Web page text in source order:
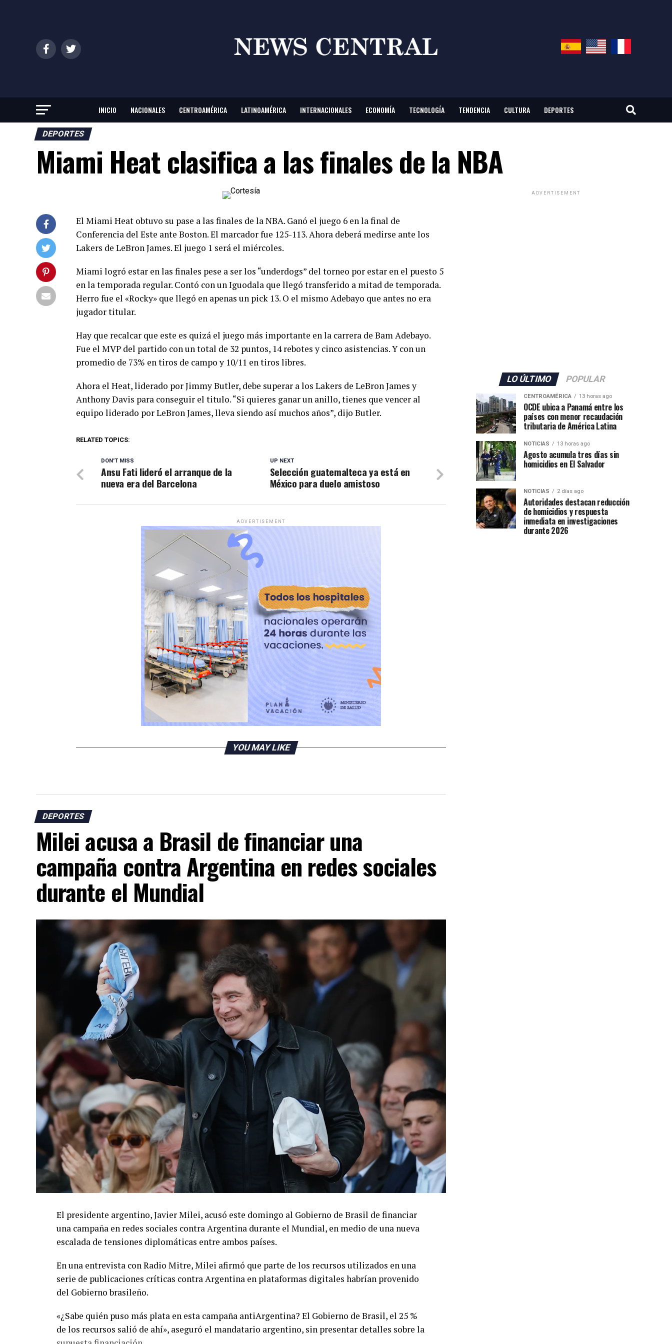
INICIO NACIONALES CENTROAMÉRICA LATINOAMÉRICA INTERNACIONALES ECONOMÍA TECNOLOGÍA TENDENCIA CULTURA DEPORTES
DEPORTES
Miami Heat clasifica a las finales de la NBA
El Miami Heat obtuvo su pase a las finales de la NBA. Ganó el juego 6 enla final de
Conferencia del Este ante Boston. El marcador fue 125-113. Ahora deberá medirse ante los
Lakers de LeBron James. El juego 1 será el miércoles.
Miami logró estar en las finales pese a ser los “underdogs” del torneo por estar en el puesto 5
en la temporada regular. Contó con un Iguodala que llegó transferido a mitad de temporada.
Herro fue el «Rocky» que llegó en apenas un pick 13. O el mismo Adebayo que antes no era
jugador titular.
Hay que recalcar que este es quizá el juego más importante en la carrera de Bam Adebayo.
Fue el MVP del partido con un total de 32 puntos, 14 rebotes y cinco asistencias. Y con un
promedio de 73% en tiros de campo y 10/11 en tiros libres.
Ahora el Heat, liderado por Jimmy Butler, debe superar a los Lakers de LeBron James y
Anthony Davis para conseguir el titulo. “Si quieres ganar un anillo, tienes que vencer al
equipo liderado por LeBron James, lleva siendo así muchos años”, dijo Butler.
RELATED TOPICS:
UP NEXT
Selección guatemalteca ya está en
México para duelo amistoso
DON'T MISS
Ansu Fati lideró el arranque de la
nueva era del Barcelona
ADVERTISEMENT
YOU MAY LIKE
DEPORTES
Milei acusa a Brasil de financiar una
campaña contra Argentina en redes sociales
durante el Mundial
El presidente argentino, Javier Milei, acusó este domingo al Gobierno de Brasil de financiar
una campaña en redes sociales contra Argentina durante el Mundial, en medio de una nueva
escalada de tensiones diplomáticas entre ambos países.
En una entrevista con Radio Mitre, Milei afirmó que parte de los recursos utilizados en una
serie de publicaciones críticas contra Argentina en plataformas digitales habrían provenido
del Gobierno brasileño.
«¿Sabe quién puso más plata en esta campaña antiArgentina? El Gobierno de Brasil, el 25 %
de los recursos salió de ahí», aseguró el mandatario argentino, sin presentar detalles sobre la
ADVERTISEMENT
LO ÚLTIMO POPULAR
CENTROAMÉRICA 13 horas ago
OCDE ubica a Panamá entre los
países con menor recaudación
tributaria de América Latina
NOTICIAS 13 horas ago
Agosto acumula tres días sin
homicidios en El Salvador
NOTICIAS 2 días ago
Autoridades destacan reducción
de homicidios y respuesta
inmediata en investigaciones
durante 2026